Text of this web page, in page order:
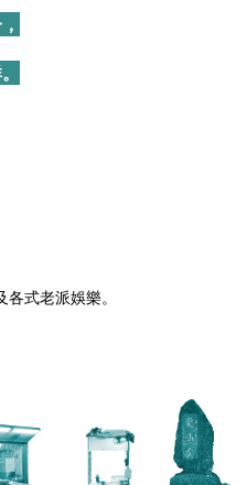
式老派娛樂。